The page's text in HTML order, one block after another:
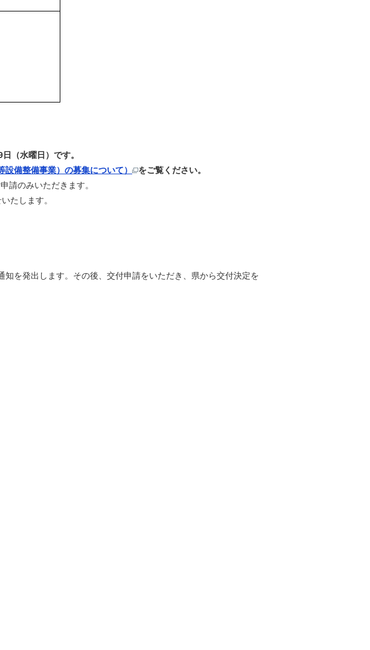
（水曜日）です。
備整備事業）の募集について）
をご覧ください。
のみいただきます。
たします。
を発出します。その後、交付申請をいただき、県から交付決定を